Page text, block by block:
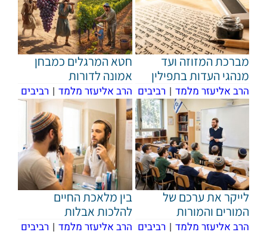
מברכת המזוזה ועד
מנהגי העדות בתפילין
הרב אליעזר מלמד | רביבים
חטא המרגלים כמבחן
אמונה לדורות
הרב אליעזר מלמד | רביבים
לייקר את ערכם של
המורים והמורות
הרב אליעזר מלמד | רביבים
בין מלאכת החיים
להלכות אבלות
הרב אליעזר מלמד | רביבים